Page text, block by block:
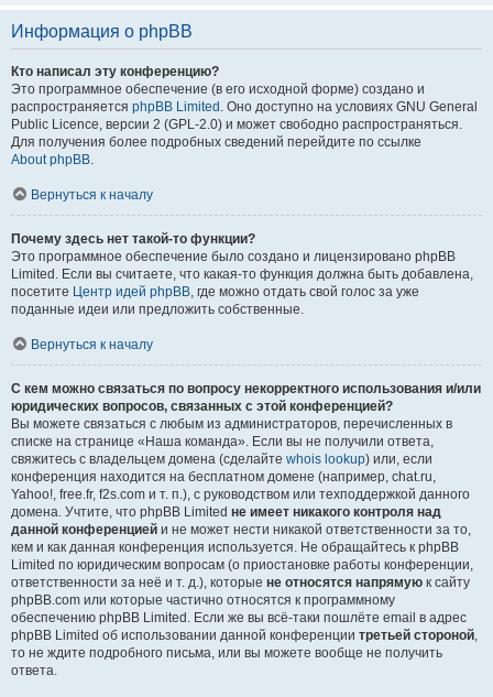
Информация о phpBB
Кто написал эту конференцию?
Это программное обеспечение (в его исходной форме) создано и
распространяется phpBB Limited . Оно доступно на условиях GNU General
Public Licence, версии 2 (GPL-2.0) и может свободно распространяться.
Для получения более подробных сведений перейдите по ссылке
About phpBB.
Вернуться к началу
Почему здесь нет такой-то функции?
Это программное обеспечение было создано и лицензировано phpBB
Limited. Если вы считаете, что какая-то функция должна быть добавлена,
посетите Центр идей phpBB, где можно отдать свой голос за уже
поданные идеи или предложить собственные.
Вернуться к началу
С кем можно связаться по вопросу некорректного использования и/или
юридических вопросов, связанных с этой конференцией?
Вы можете связаться с любым из администраторов, перечисленных в
списке на странице «Наша команда». Если вы не получили ответа,
свяжитесь с владельцем домена (сделайте whois lookup) или, если
конференция находится на бесплатном домене (например, chat.ru,
Yahoo!, free.fr, f2s.com и т. п.), с руководством или техподдержкой данного
домена. Учтите, что phpBB Limited не имеет никакого контроля над
данной конференцией и не может нести никакой ответственности за то,
кем и как данная конференция используется. Не обращайтесь к phpBB
Limited по юридическим вопросам (о приостановке работы конференции,
ответственности за неё и т. д.), которые не относятся напрямую к сайту
phpBB.com или которые частично относятся к программному
обеспечению phpBB Limited. Если же вы всё-таки пошлёте email в адрес
phpBB Limited об использовании данной конференции третьей стороной,
то не ждите подробного письма, или вы можете вообще не получить
ответа.